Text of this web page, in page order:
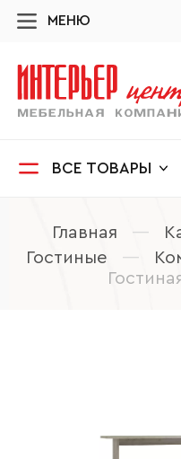
МЕНЮ
ВСЕ ТОВАРЫ
Главная —
Гостиные
—